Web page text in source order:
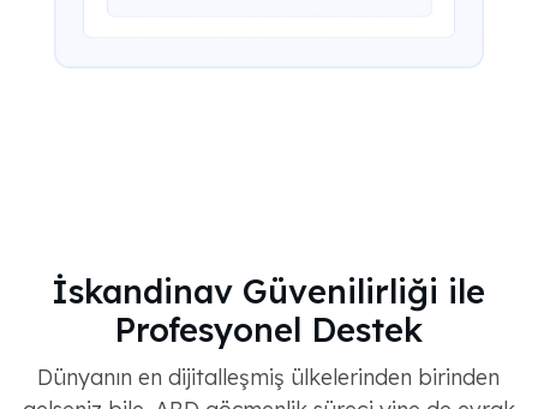
İskandinav Güvenilirliği ile
Profesyonel Destek
Dünyanın en dijitalleşmiş ülkelerinden birinden